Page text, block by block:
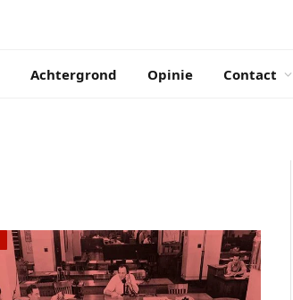
Achtergrond Opinie Contact